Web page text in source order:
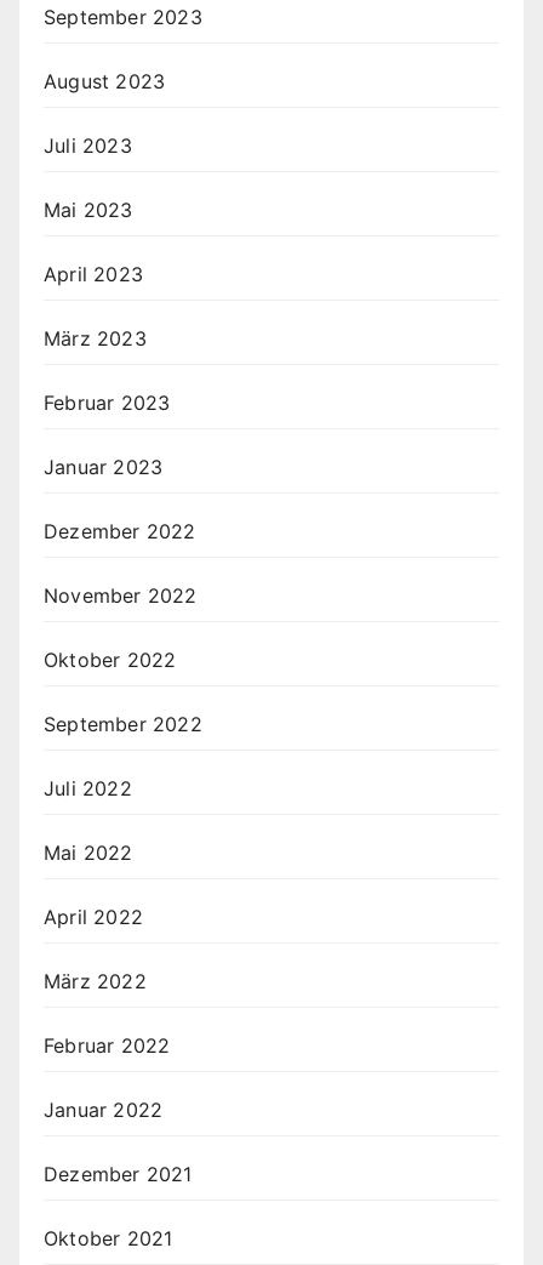
September 2023
August 2023
Juli 2023
Mai 2023
April 2023
März 2023
Februar 2023
Januar 2023
Dezember 2022
November 2022
Oktober 2022
September 2022
Juli 2022
Mai 2022
April 2022
März 2022
Februar 2022
Januar 2022
Dezember 2021
Oktober 2021